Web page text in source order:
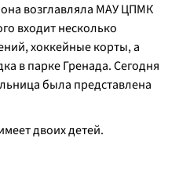
возглавляла МАУ ЦПМК
входит несколько
хоккейные корты, а
в парке Гренада. Сегодня
была представлена
двоих детей.